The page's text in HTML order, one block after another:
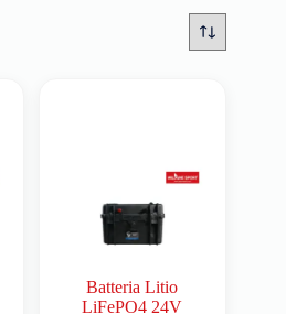
Batteria Litio
LiFePO4 24V